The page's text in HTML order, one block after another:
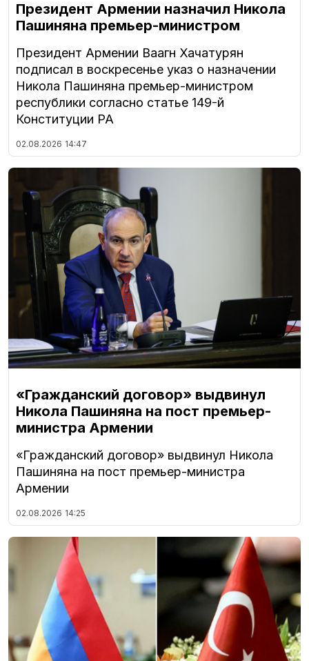
Президент Армении назначил Никола
Пашиняна премьер-министром
Президент Армении Ваагн Хачатурян
подписал в воскресенье указ о назначении
Никола Пашиняна премьер-министром
республики согласно статье 149-й
Конституции РА
02.08.2026 14:47
«Гражданский договор» выдвинул
Никола Пашиняна на пост премьер-
министра Армении
«Гражданский договор» выдвинул Никола
Пашиняна на пост премьер-министра
Армении
02.08.2026 14:25